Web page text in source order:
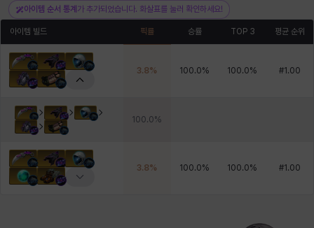
아이템 순서 통계 가 추가되었습니다. 화살표를 눌러 확인하세요!
아이템 빌드 픽률 승률 TOP 3 평균 순위
3.8% 100.0% 100.0% #1.00
100.0%
3.8% 100.0% 100.0% #1.00